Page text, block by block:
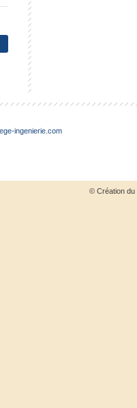
ingenierie.com
© Création